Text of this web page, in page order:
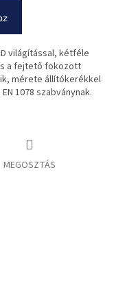
világítással, kétféle
a fejtető fokozott
mérete állítókerékkel
1078 szabványnak.
MEGOSZTÁS